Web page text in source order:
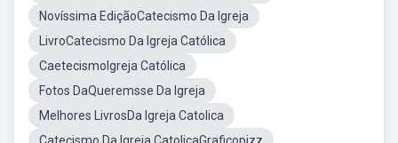
Novíssima EdiçãoCatecismo Da Igreja
LivroCatecismo Da Igreja Católica
CaetecismoIgreja Católica
Fotos DaQueremsse Da Igreja
Melhores LivrosDa Igreja Catolica